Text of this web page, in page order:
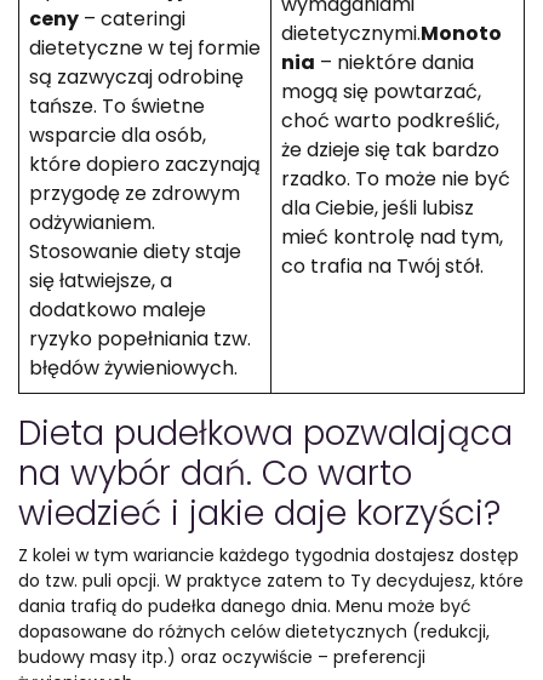
ceny – cateringi
dietetyczne w tej formie
są zazwyczaj odrobinę
tańsze. To świetne
wsparcie dla osób,
które dopiero zaczynają
przygodę ze zdrowym
odżywianiem.
Stosowanie diety staje
się łatwiejsze, a
dodatkowo maleje
ryzyko popełniania tzw.
błędów żywieniowych.
dietetycznymi.Monoto
nia – niektóre dania
mogą się powtarzać,
choć warto podkreślić,
że dzieje się tak bardzo
rzadko. To może nie być
dla Ciebie, jeśli lubisz
mieć kontrolę nad tym,
co trafia na Twój stół.
Dieta pudełkowa pozwalająca
na wybór dań. Co warto
wiedzieć i jakie daje korzyści?
Z kolei w tym wariancie każdego tygodnia dostajesz dostęp
do tzw. puli opcji. W praktyce zatem to Ty decydujesz, które
dania trafią do pudełka danego dnia. Menu może być
dopasowane do różnych celów dietetycznych (redukcji,
budowy masy itp.) oraz oczywiście – preferencji